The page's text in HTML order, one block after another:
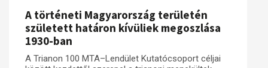
A történeti Magyarország területén
született határon kívüliek megoszlása
1930-ban
A Trianon 100 MTA–Lendület Kutatócsoport céljai